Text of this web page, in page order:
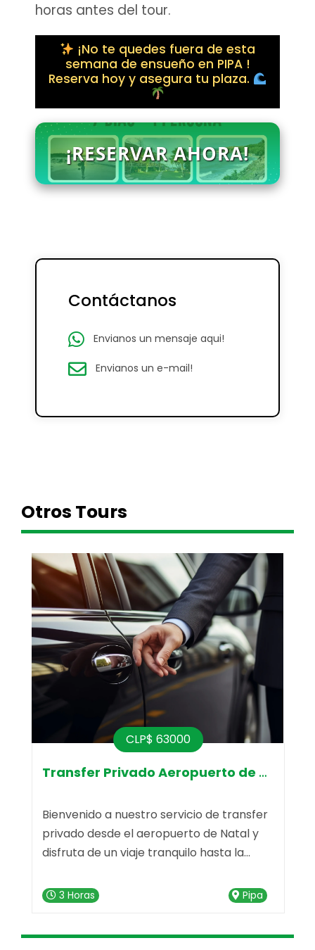
horas antes del tour.
¡No te quedes fuera de esta
semana de ensueño en PIPA !
Reserva hoy y asegura tu plaza.
¡RESERVAR AHORA!
Contáctanos
Envianos un mensaje aqui!
Envianos un e-mail!
Otros Tours
CLP$ 63000
Transfer Privado Aeropuerto de
Bienvenido a nuestro servicio de transfer
privado desde el aeropuerto de Natal y
disfruta de un viaje tranquilo hasta la
servicio de transfer está listo para hacer
3 Horas Pipa